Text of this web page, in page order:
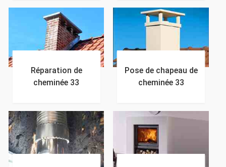
Réparation de
cheminée 33
Pose de chapeau de
cheminée 33